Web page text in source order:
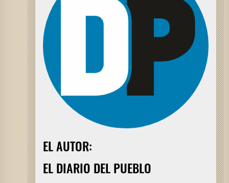
EL AUTOR:
EL DIARIO DEL PUEBLO